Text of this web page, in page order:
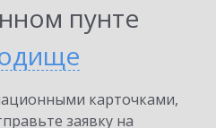
пунте
карточками,
заявку на